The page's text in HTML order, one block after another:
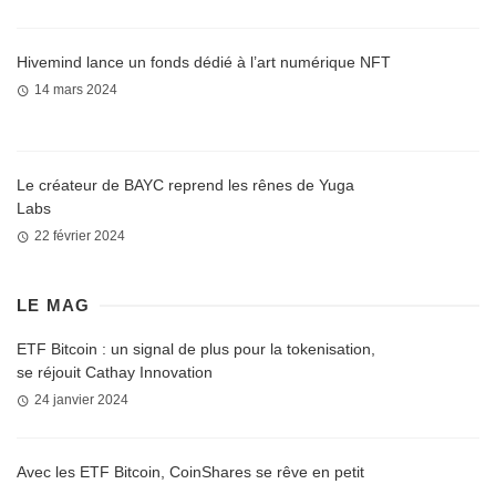
Hivemind lance un fonds dédié à l’art numérique NFT
14 mars 2024
Le créateur de BAYC reprend les rênes de Yuga
Labs
22 février 2024
LE MAG
ETF Bitcoin : un signal de plus pour la tokenisation,
se réjouit Cathay Innovation
24 janvier 2024
Avec les ETF Bitcoin, CoinShares se rêve en petit